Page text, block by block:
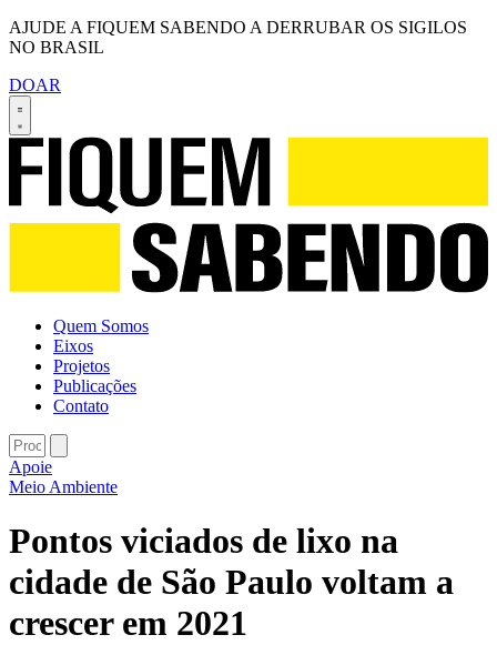
AJUDE A FIQUEM SABENDO A DERRUBAR OS SIGILOS
NO BRASIL
DOAR
Quem Somos
Eixos
Projetos
Publicações
Contato
Apoie
Meio Ambiente
Pontos viciados de lixo na
cidade de São Paulo voltam a
crescer em 2021